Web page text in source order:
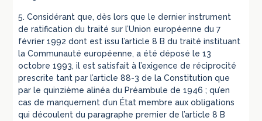
5. Considérant que, dès lors que le dernier instrument
de ratification du traité sur l’Union européenne du 7
février 1992 dont est issu l’article 8 B du traité instituant
la Communauté européenne, a été déposé le 13
octobre 1993, il est satisfait à l’exigence de réciprocité
prescrite tant par l’article 88-3 de la Constitution que
par le quinzième alinéa du Préambule de 1946 ; qu’en
cas de manquement d’un État membre aux obligations
qui découlent du paragraphe premier de l’article 8 B